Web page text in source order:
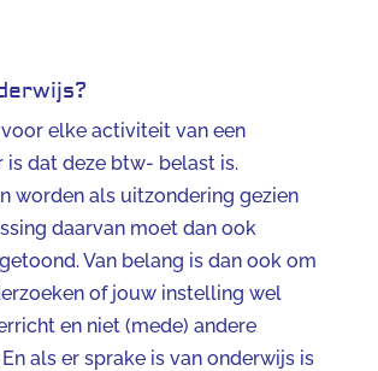
elke activiteit van een
is dat deze btw- belast is.
worden als uitzondering gezien
daarvan moet dan ook
Van belang is dan ook om
of jouw instelling wel
en niet (mede) andere
als er sprake is van onderwijs is